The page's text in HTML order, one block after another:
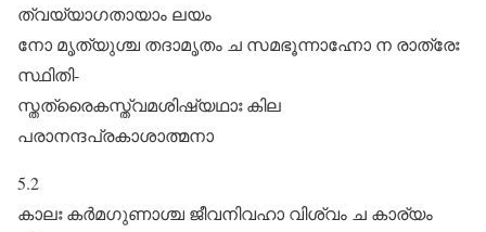
ത്വയ്യാഗതായാം ലയം
നോ മൃത്യുശ്ച തദാമൃതം ച സമഭൂന്നാഹ്നോ ന രാത്രേഃ
സ്ഥിതി-
സ്തത്രൈകസ്ത്വമശിഷ്യഥാഃ കില
പരാനന്ദപ്രകാശാത്മനാ
5.2
കാലഃ കർമഗുണാശ്ച ജീവനിവഹാ വിശ്വം ച കാര്യം